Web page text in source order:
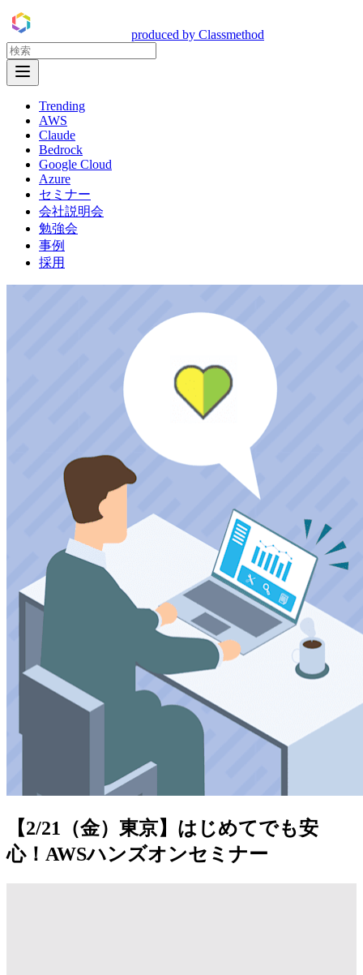
produced by Classmethod
Trending
AWS
Claude
Bedrock
Google Cloud
Azure
セミナー
会社説明会
勉強会
事例
採用
【2/21（金）東京】はじめてでも安
心！AWSハンズオンセミナー